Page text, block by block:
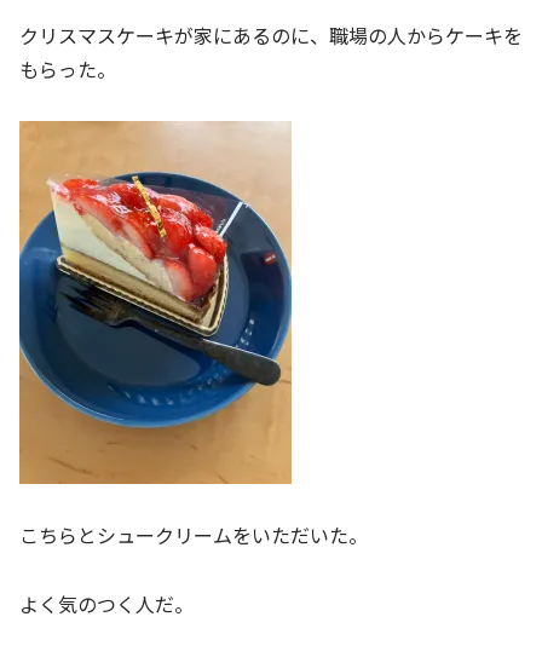
クリスマスケーキが家にあるのに、職場の人からケーキを
もらった。
こちらとシュークリームをいただいた。
よく気のつく人だ。